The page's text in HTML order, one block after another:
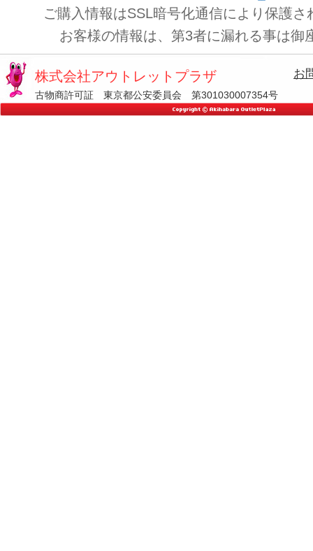
ご購入情報はSSL暗号化通信により保護さ
お客様の情報は、第3者に漏れる事は御
株式会社アウトレットプラザ
古物商許可証 東京都公安委員会 第301030007354号
お